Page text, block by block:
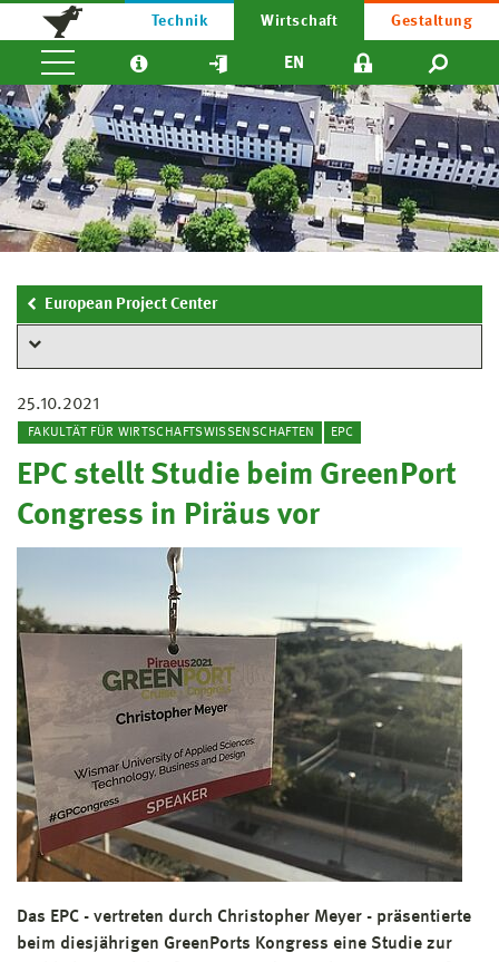
Technik Wirtschaft Gestaltung
EN
European Project Center
25.10.2021
FAKULTÄT FÜR WIRTSCHAFTSWISSENSCHAFTEN EPC
EPC stellt Studie beim GreenPort
Congress in Piräus vor
Das EPC - vertreten durch Christopher Meyer - präsentierte
beim diesjährigen GreenPorts Kongress eine Studie zur